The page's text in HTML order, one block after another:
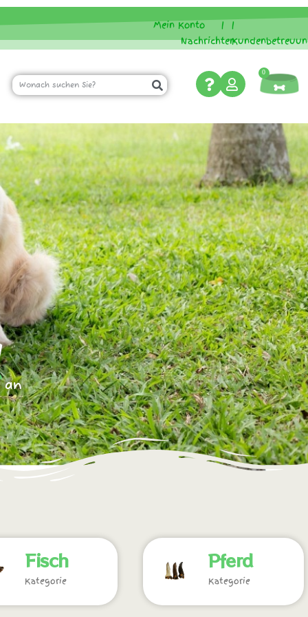
Mein Konto
|
Nachrichten
|
0
an
Fisch
Kategorie
Pferd
Kategorie